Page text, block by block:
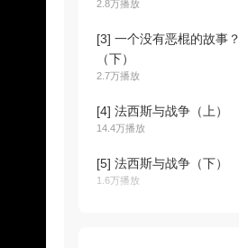
2.8万播放
[3] 一个没有恶棍的故事？
（下）
2.7万播放
[4] 法西斯与战争（上）
14.4万播放
[5] 法西斯与战争（下）
1.6万播放